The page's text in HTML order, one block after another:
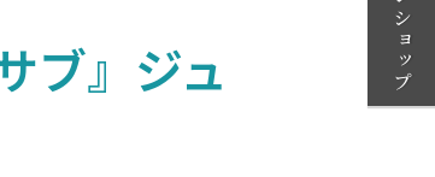
ブ』ジュ